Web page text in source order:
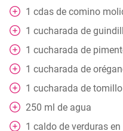
1 cdas de comino
1 cucharada de
1 cucharada de
1 cucharada de
1 cucharada de tomillo
250 ml de agua
1 caldo de verduras